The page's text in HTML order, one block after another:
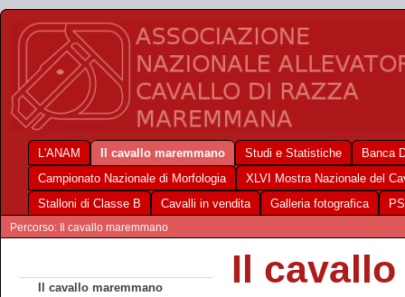
L'ANAM Il cavallo maremmano Studi e Statistiche
Banca
Campionato Nazionale di Morfologia
XLVI Mostra Nazionale del
Stalloni di Classe B
Cavalli in vendita Galleria fotografica
Percorso: Il cavallo maremmano
Il cavallo maremmano
Il